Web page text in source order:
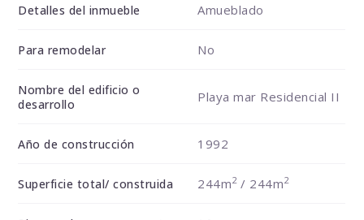
Detalles del inmueble Amueblado
Para remodelar No
Nombre del edificio o
desarrollo
Playa mar Residencial II
Año de construcción 1992
Superficie total/ construida 244m2/ 244m2